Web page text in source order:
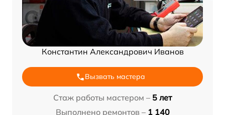
Константин Александрович Иванов
Вызвать мастера
Стаж работы мастером – 5 лет
Выполнено ремонтов – 1 140